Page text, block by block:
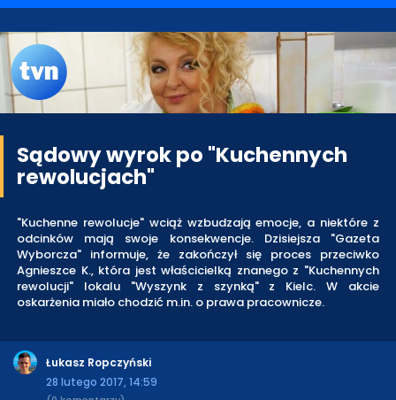
Sądowy wyrok po "Kuchennych
rewolucjach"
"Kuchenne rewolucje" wciąż wzbudzają emocje, a niektóre z
odcinków mają swoje konsekwencje. Dzisiejsza "Gazeta
Wyborcza" informuje, że zakończył się proces przeciwko
Agnieszce K., która jest właścicielką znanego z "Kuchennych
rewolucji" lokalu "Wyszynk z szynką" z Kielc. W akcie
oskarżenia miało chodzić m.in. o prawa pracownicze.
Łukasz Ropczyński
28 lutego 2017, 14:59